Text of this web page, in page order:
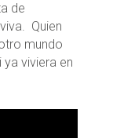
de
Quien
mundo
viviera en